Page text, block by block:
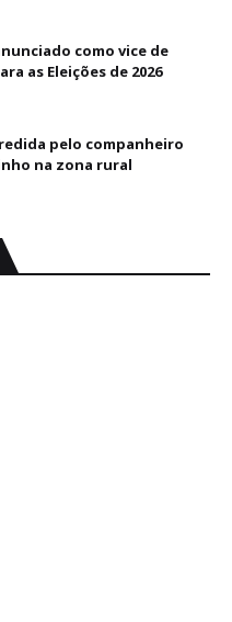
como vice de
as Eleições de 2026
pelo companheiro
na zona rural